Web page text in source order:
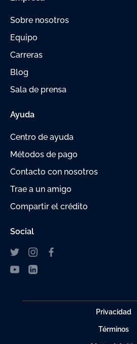
Sobre nosotros
Equipo
Carreras
Blog
Sala de prensa
Ayuda
Centro de ayuda
Métodos de pago
Contacto con nosotros
Trae a un amigo
Compartir el crédito
Social
Privacidad
Términos